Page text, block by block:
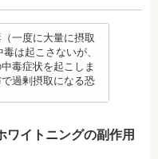
大学院卒業
ださい。
る場合もありま
理事長 日坂充宏
部卒業
装置や補助装置の
定期的な来院がで
びる場合がありま
歯のかたちの場合
ります。
影響をあたえる癖
を整える「動的治
も、まだ歯が元の
ることも多く、口
も合わせて検査が
物、ブラッシング
場合もあるので、
指導が行われま
一度に大量に摂取
は起こさないが、
毒症状を起こしま
過剰摂取になる恐
児（体重18Kg）が
フッ化ナトリウム
ワイトニングの副作用